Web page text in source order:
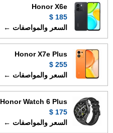
Honor X6e
185 $
السعر والمواصفات ←
Honor X7e Plus
255 $
السعر والمواصفات ←
Honor Watch 6 Plus
175 $
السعر والمواصفات ←